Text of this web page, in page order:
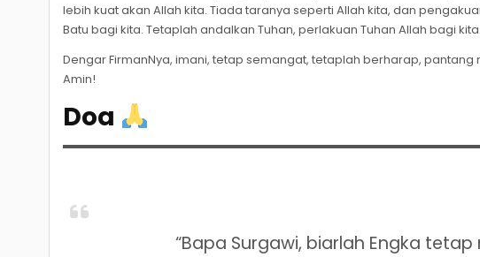
lebih kuat akan Allah kita. Tiada taranya seperti Allah kita, dan
Batu bagi kita. Tetaplah andalkan Tuhan, perlakuan Tuhan Allah bagi
Dengar FirmanNya, imani, tetap semangat, tetaplah berharap,
Amin!
Doa
“Bapa Surgawi, biarlah Engka